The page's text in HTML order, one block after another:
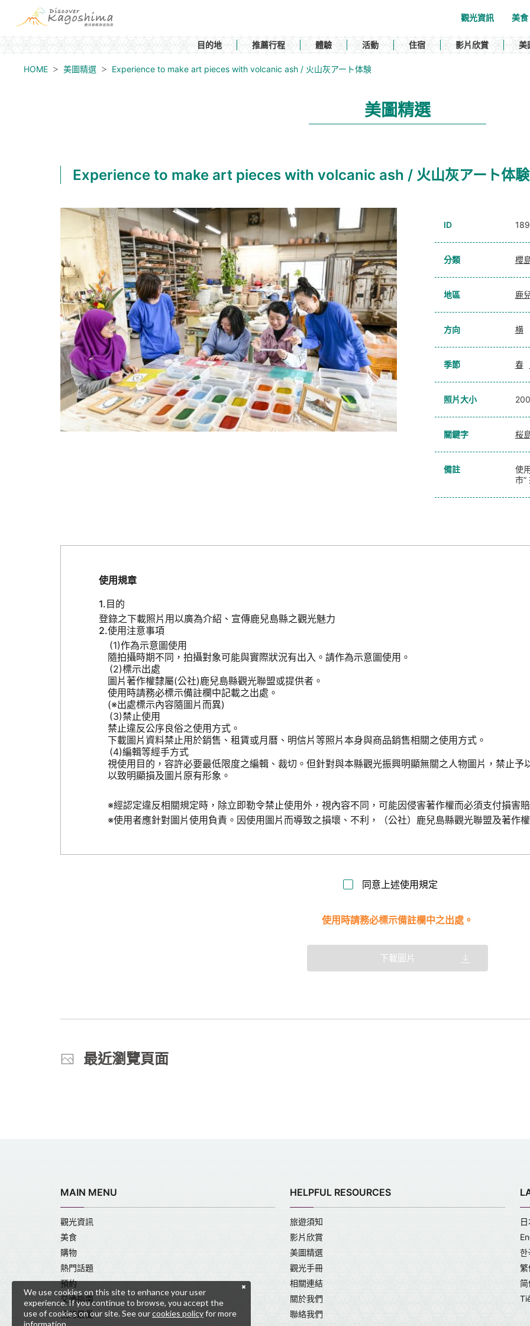
觀光資訊 美食
目的地 推薦行程 體驗 活動 住宿 影片欣賞 美
HOME 美圖精選 Experience to make art pieces with volcanic ash / 火山灰アート体験
美圖精選
Experience to make art pieces with volcanic ash / 火山灰アート体験
ID
分類 櫻
地區 鹿
方向 横
季節 春
照片大小
關鍵字 桜
備註
使
市”
使用規章
目的
登錄之下載照片用以廣為介紹、宣傳鹿兒島縣之觀光魅力
使用注意事項
作為示意圖使用
隨拍攝時期不同，拍攝對象可能與實際狀況有出入。請作為示意圖使用。
標示出處
圖片著作權隸屬(公社)鹿兒島縣觀光聯盟或提供者。
使用時請務必標示備註欄中記載之出處。
(※出處標示內容隨圖片而異)
禁止使用
禁止違反公序良俗之使用方式。
下載圖片資料禁止用於銷售、租賃或月曆、明信片等照片本身與商品銷售相關之使用方式。
編輯等經手方式
視使用目的，容許必要最低限度之編輯、裁切。但針對與本縣觀光振興明顯無關之人物圖片，禁止予
以致明顯損及圖片原有形象。
※經認定違反相關規定時，除立即勒令禁止使用外，視內容不同，可能因侵害著作權而必須支付損害賠
※使用者應針對圖片使用負責。因使用圖片而導致之損壞、不利，（公社）鹿兒島縣觀光聯盟及著作
同意上述使用規定
使用時請務必標示備註欄中之出處。
下載圖片
最近瀏覽頁面
MAIN MENU
觀光資訊
美食
購物
熱門話題
預約
交通指南
我的最愛
HELPFUL RESOURCES
旅遊須知
影片欣賞
美圖精選
觀光手冊
相關連結
關於我們
聯絡我們
한
繁
简
We use cookies on this site to enhance your user
experience. If you continue to browse, you accept the
use of cookies on our site. See ourcookies policyfor more
information.